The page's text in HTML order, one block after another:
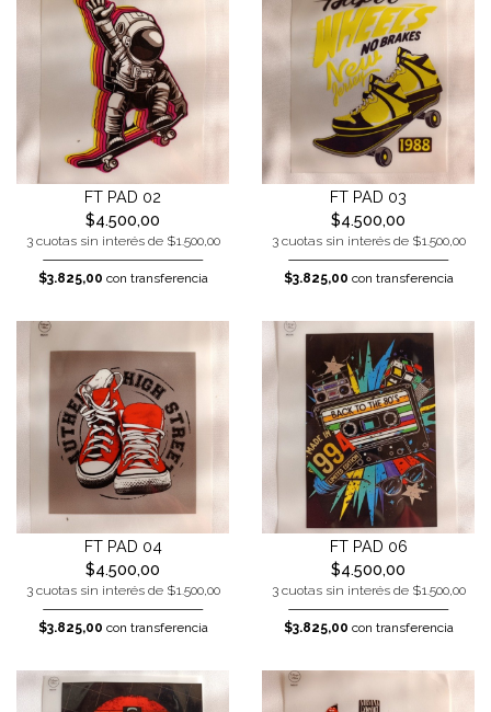
FT PAD 02
$4.500,00
3 cuotas sin interés de $1.500,00
$3.825,00 con transferencia
FT PAD 03
$4.500,00
3 cuotas sin interés de $1.500,00
$3.825,00 con transferencia
FT PAD 04
$4.500,00
3 cuotas sin interés de $1.500,00
$3.825,00 con transferencia
FT PAD 06
$4.500,00
3 cuotas sin interés de $1.500,00
$3.825,00 con transferencia